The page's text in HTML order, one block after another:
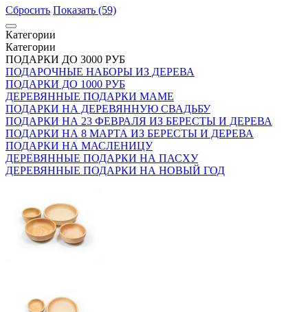
Сбросить Показать (59)
Категории
Категории
ПОДАРКИ ДО 3000 РУБ
ПОДАРОЧНЫЕ НАБОРЫ ИЗ ДЕРЕВА
ПОДАРКИ ДО 1000 РУБ
ДЕРЕВЯННЫЕ ПОДАРКИ МАМЕ
ПОДАРКИ НА ДЕРЕВЯННУЮ СВАДЬБУ
ПОДАРКИ НА 23 ФЕВРАЛЯ ИЗ БЕРЕСТЫ И ДЕРЕВА
ПОДАРКИ НА 8 МАРТА ИЗ БЕРЕСТЫ И ДЕРЕВА
ПОДАРКИ НА МАСЛЕНИЦУ
ДЕРЕВЯННЫЕ ПОДАРКИ НА ПАСХУ
ДЕРЕВЯННЫЕ ПОДАРКИ НА НОВЫЙ ГОД